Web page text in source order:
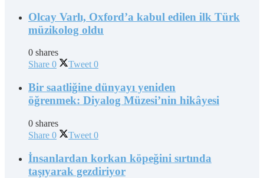
Olcay Varlı, Oxford’a kabul edilen ilk Türk
müzikolog oldu
0 shares
Share 0 Tweet 0
Bir saatliğine dünyayı yeniden
öğrenmek: Diyalog Müzesi’nin hikâyesi
0 shares
Share 0 Tweet 0
İnsanlardan korkan köpeğini sırtında
taşıyarak gezdiriyor